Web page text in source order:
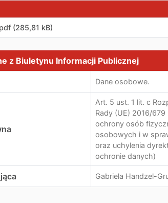
(285,81 kB)
z Biuletynu Informacji Publicznej
z Biuletynu Informacji Publicznej
Dane osobowe.
Art. 5 ust. 1 lit. c
Rady (UE) 2016/
ochrony osób
osobowych i w
oraz uchylenia
ochronie danych)
Gabriela Handzel-